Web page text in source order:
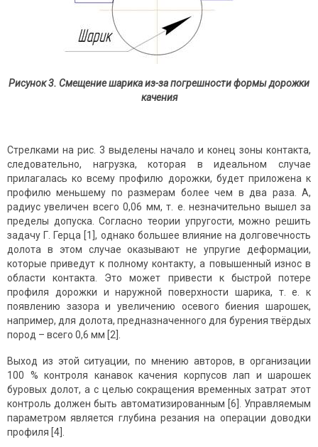
Рисунок 3. Смещение шарика из-за погрешности формы дорожки
качения
Стрелками на рис. 3 выделены начало и конец зоны контакта,
следовательно, нагрузка, которая в идеальном случае
прилагалась ко всему профилю дорожки, будет приложена к
профилю меньшему по размерам более чем в два раза. А,
радиус увеличен всего 0,06 мм, т. е. незначительно вышел за
пределы допуска. Согласно теории упругости, можно решить
задачу Г. Герца [1], однако большее влияние на долговечность
долота в этом случае оказывают не упругие деформации,
которые приведут к полному контакту, а повышенный износ в
области контакта. Это может привести к быстрой потере
профиля дорожки и наружной поверхности шарика, т. е. к
появлению зазора и увеличению осевого биения шарошек,
например, для долота, предназначенного для бурения твёрдых
пород – всего 0,6 мм [2].
Выход из этой ситуации, по мнению авторов, в организации
100 % контроля канавок качения корпусов лап и шарошек
буровых долот, а с целью сокращения временных затрат этот
контроль должен быть автоматизированным [6]. Управляемым
параметром является глубина резания на операции доводки
профиля [4].